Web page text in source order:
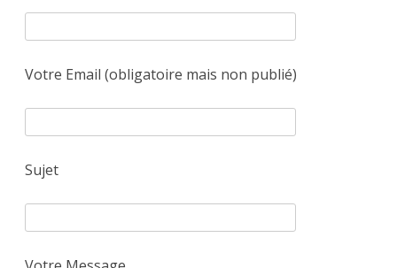
Votre Email (obligatoire mais non publié)
Sujet